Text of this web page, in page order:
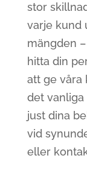
stor
varje kund
mängden
hitta din
att ge våra
det
just dina
vid
eller